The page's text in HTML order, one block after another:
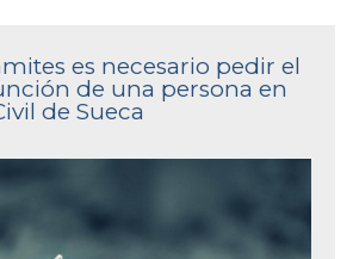
es necesario pedir el
de una persona en
de Sueca